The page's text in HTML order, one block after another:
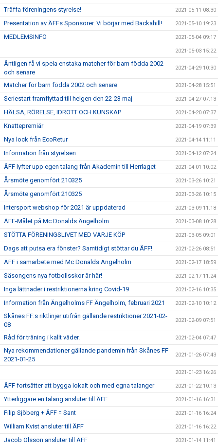
Träffa föreningens styrelse! 2021-05-11 08:30
Presentation av ÄFFs Sponsorer. Vi börjar med Backahill! 2021-05-10 19:23
MEDLEMSINFO 2021-05-04 09:17
2021-05-03 15:22
Äntligen få vi spela enstaka matcher för barn födda 2002
och senare
2021-04-29 10:30
Matcher för barn födda 2002 och senare 2021-04-28 15:51
Seriestart framflyttad till helgen den 22-23 maj 2021-04-27 07:13
HÄLSA, RÖRELSE, IDROTT OCH KUNSKAP 2021-04-20 07:37
Knattepremiär 2021-04-19 07:39
Nya lock från EcoRetur 2021-04-14 11:11
Information från styrelsen 2021-04-12 07:24
ÄFF lyfter upp egen talang från Akademin till Herrlaget 2021-04-01 10:02
Årsmöte genomfört 210325 2021-03-26 10:21
Årsmöte genomfört 210325 2021-03-26 10:15
Intersport webshop för 2021 är uppdaterad 2021-03-09 11:18
ÄFF-Målet på Mc Donalds Ängelholm 2021-03-08 10:28
STÖTTA FÖRENINGSLIVET MED VARJE KÖP 2021-03-05 09:01
Dags att putsa era fönster? Samtidigt stöttar du ÄFF! 2021-02-26 08:51
ÄFF i samarbete med Mc Donalds Ängelholm 2021-02-17 18:59
Säsongens nya fotbollsskor är här! 2021-02-17 11:24
Inga lättnader i restriktionerna kring Covid-19 2021-02-16 10:35
Information från Ängelholms FF Ängelholm, februari 2021 2021-02-10 10:12
Skånes FF:s riktlinjer utifrån gällande restriktioner 2021-02-
08
2021-02-09 07:51
Råd för träning i kallt väder. 2021-02-04 07:47
Nya rekommendationer gällande pandemin från Skånes FF
2021-01-25
2021-01-26 07:43
2021-01-23 16:26
ÄFF fortsätter att bygga lokalt och med egna talanger 2021-01-22 10:13
Ytterliggare en talang ansluter till ÄFF 2021-01-16 16:31
Filip Sjöberg + ÄFF = Sant 2021-01-16 16:24
William Kvist ansluter till ÄFF 2021-01-16 16:22
Jacob Olsson ansluter till ÄFF 2021-01-14 11:41